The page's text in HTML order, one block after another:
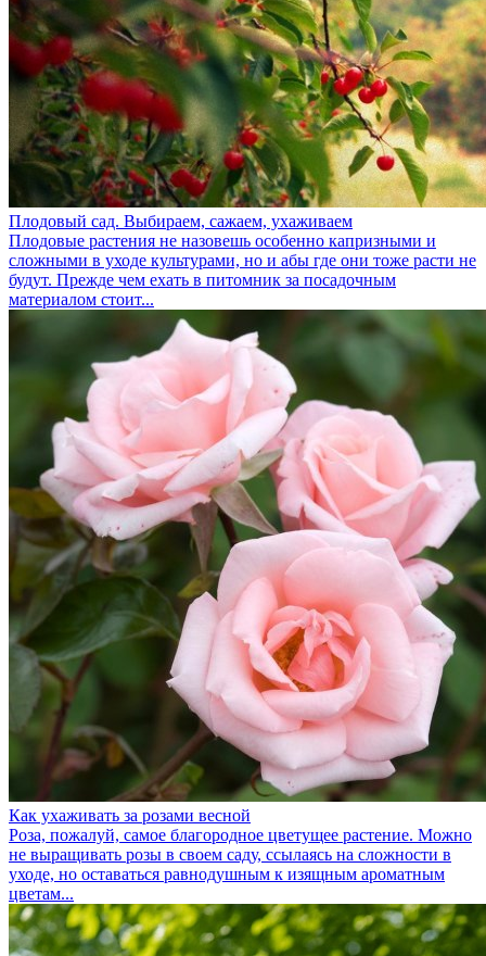
Плодовый сад. Выбираем, сажаем, ухаживаем
Плодовые растения не назовешь особенно капризными и
сложными в уходе культурами, но и абы где они тоже расти не
будут. Прежде чем ехать в питомник за посадочным
материалом стоит...
Как ухаживать за розами весной
Роза, пожалуй, самое благородное цветущее растение. Можно
не выращивать розы в своем саду, ссылаясь на сложности в
уходе, но оставаться равнодушным к изящным ароматным
цветам...